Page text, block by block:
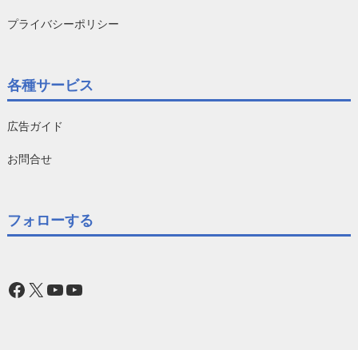
プライバシーポリシー
各種サービス
広告ガイド
お問合せ
フォローする
Facebook
X YouTube
YouTube